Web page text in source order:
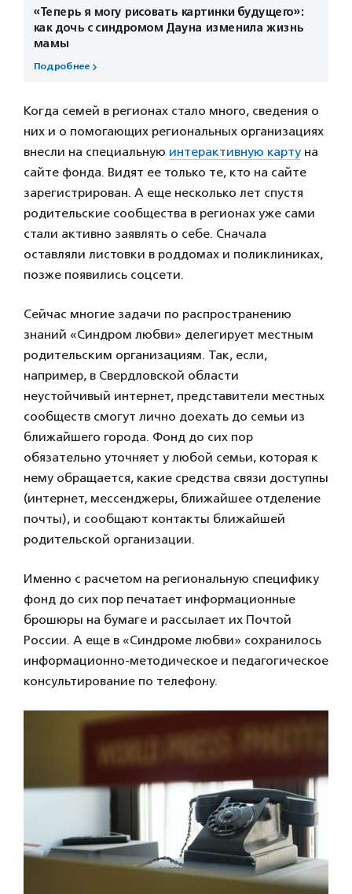
«Теперь я могу рисовать картинки будущего»:
как дочь с синдромом Дауна изменила жизнь
мамы
Подробнее
Когда семей в регионах стало много, сведения о
них и о помогающих региональных организациях
внесли на специальную интерактивную карту на
сайте фонда. Видят ее только те, кто на сайте
зарегистрирован. А еще несколько лет спустя
родительские сообщества в регионах уже сами
стали активно заявлять о себе. Сначала
оставляли листовки в роддомах и поликлиниках,
позже появились соцсети.
Сейчас многие задачи по распространению
знаний «Синдром любви» делегирует местным
родительским организациям. Так, если,
например, в Свердловской области
неустойчивый интернет, представители местных
сообществ смогут лично доехать до семьи из
ближайшего города. Фонд до сих пор
обязательно уточняет у любой семьи, которая к
нему обращается, какие средства связи доступны
(интернет, мессенджеры, ближайшее отделение
почты), и сообщают контакты ближайшей
родительской организации.
Именно с расчетом на региональную специфику
фонд до сих пор печатает информационные
брошюры на бумаге и рассылает их Почтой
России. А еще в «Синдроме любви» сохранилось
информационно-методическое и педагогическое
консультирование по телефону.